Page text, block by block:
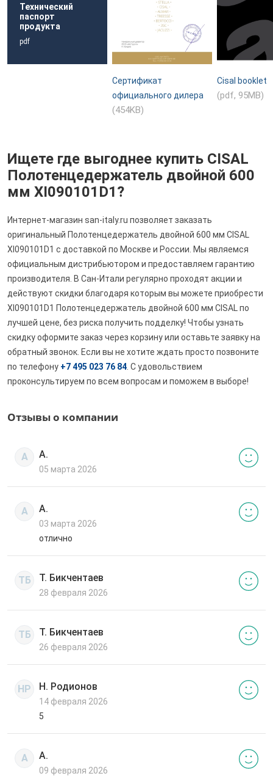
Технический
паспорт
продукта
pdf
Сертификат
официального дилера
(454KB)
Cisal booklet
(pdf, 95MB)
Ищете где выгоднее купить CISAL
Полотенцедержатель двойной 600
мм XI090101D1?
Интернет-магазин san-italy.ru позволяет заказать
оригинальный Полотенцедержатель двойной 600 мм CISAL
XI090101D1 с доставкой по Москве и России. Мы являемся
официальным дистрибьютором и предоставляем гарантию
производителя. В Сан-Итали регулярно проходят акции и
действуют скидки благодаря которым вы можете приобрести
XI090101D1 Полотенцедержатель двойной 600 мм CISAL по
лучшей цене, без риска получить подделку! Чтобы узнать
скидку оформите заказ через корзину или оставьте заявку на
обратный звонок. Если вы не хотите ждать просто позвоните
по телефону +7 495 023 76 84 . С удовольствием
проконсультируем по всем вопросам и поможем в выборе!
Отзывы о компании
А А.
05 марта 2026
А А.
03 марта 2026
отлично
ТБ Т. Бикчентаев
28 февраля 2026
ТБ Т. Бикчентаев
26 февраля 2026
НР Н. Родионов
14 февраля 2026
5
А А.
09 февраля 2026